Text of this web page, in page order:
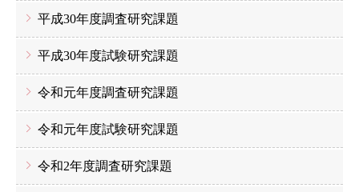
平成30年度調査研究課題
平成30年度試験研究課題
令和元年度調査研究課題
令和元年度試験研究課題
令和2年度調査研究課題